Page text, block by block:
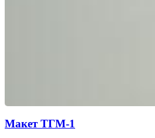
Макет ТГМ-1